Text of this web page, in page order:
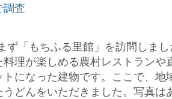
調査
ず「もちふる里館」を訪問しま
理が楽しめる農村レストランや
になった建物です。ここで、地
どんをいただきました。写真は